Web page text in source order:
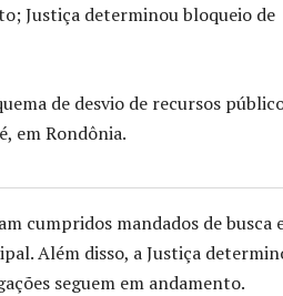
Justiça determinou bloqueio de
de desvio de recursos
, em Rondônia.
cumpridos mandados de busca
Além disso, a Justiça
seguem em andamento.